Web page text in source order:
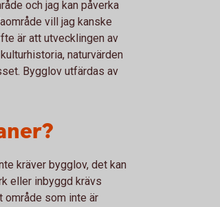
och jag kan påverka
vill jag kanske
är att utvecklingen av
naturvärden
Bygglov utfärdas av
kräver bygglov, det kan
eller inbyggd krävs
område som inte är